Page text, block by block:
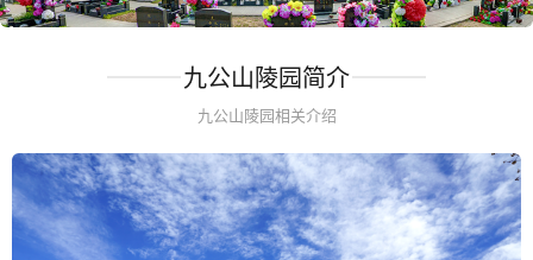
九公山陵园简介
九公山陵园相关介绍